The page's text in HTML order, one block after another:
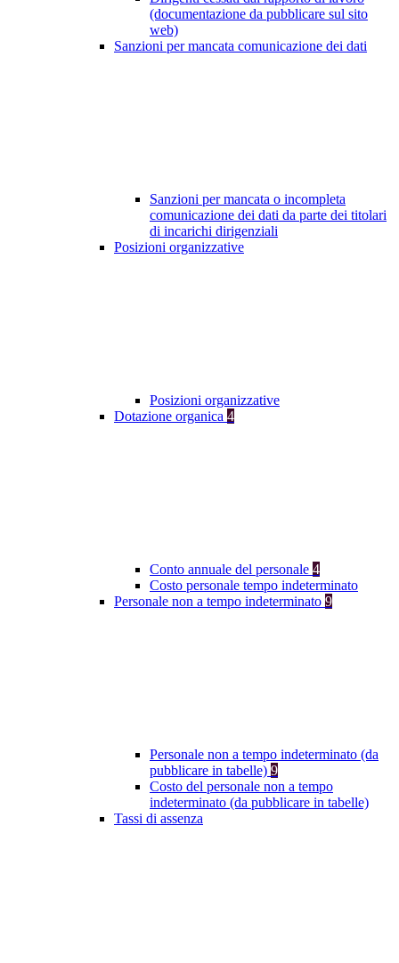
(documentazione da pubblicare sul sito
web)
Sanzioni per mancata comunicazione dei dati
Sanzioni per mancata o incompleta
comunicazione dei dati da parte dei titolari
di incarichi dirigenziali
Posizioni organizzative
Posizioni organizzative
Dotazione organica 4
Conto annuale del personale 4
Costo personale tempo indeterminato
Personale non a tempo indeterminato 9
Personale non a tempo indeterminato (da
pubblicare in tabelle) 9
Costo del personale non a tempo
indeterminato (da pubblicare in tabelle)
Tassi di assenza